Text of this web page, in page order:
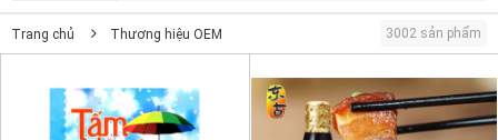
Trang chủ Thương hiệu OEM 3002 sản phẩm